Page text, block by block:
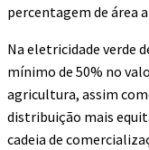
percentagem de área
Na eletricidade verde
mínimo de 50% no
agricultura, assim
distribuição mais
cadeia de